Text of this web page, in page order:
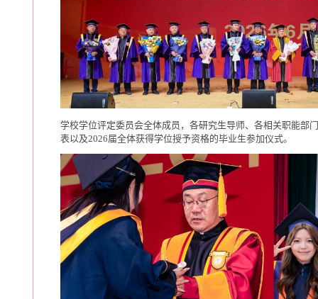
学校学位评定委员会全体成员，各研究生导师、各相关职能部
表以及2026届全体获得学位授予资格的毕业生参加仪式。